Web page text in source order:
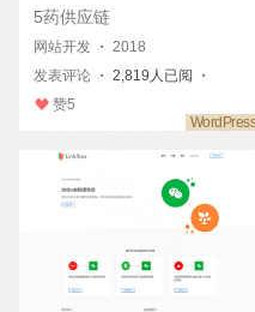
5药供应链
网站开发 ・ 2018
发表评论 ・ 2,819人已阅 ・
赞5